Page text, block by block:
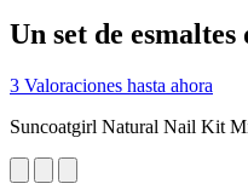
Un set de
3 Valoraciones hasta ahora
Suncoatgirl Natural Nail Kit